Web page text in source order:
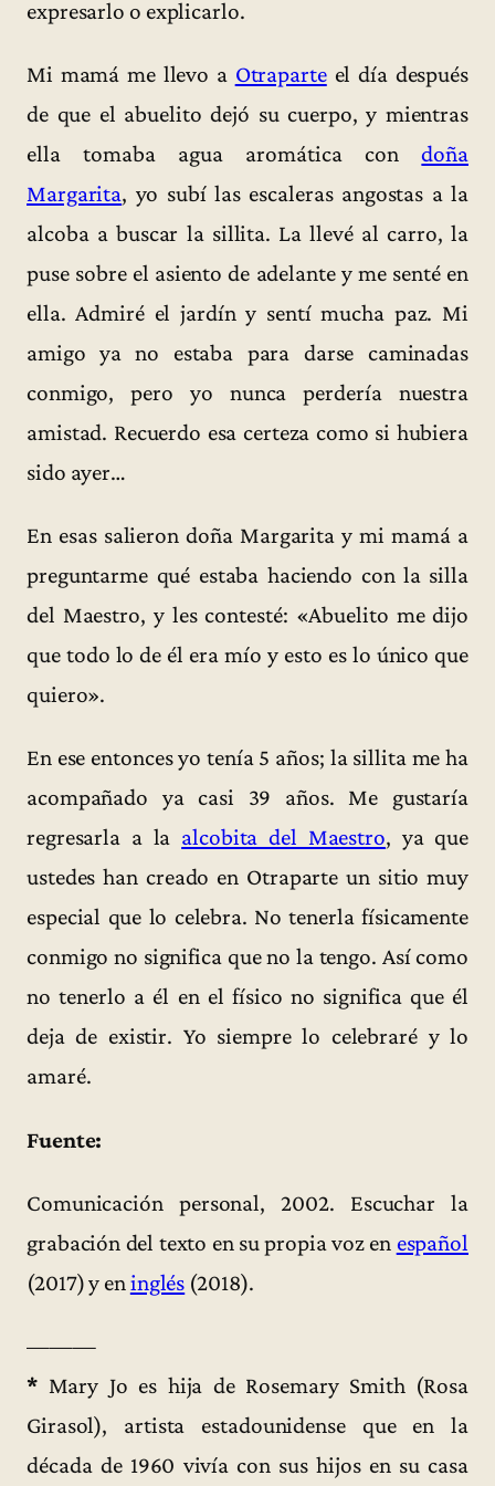
expresarlo o explicarlo.
Mi mamá me llevo a Otraparteel día después
de que el abuelito dejó su cuerpo, y mientras
ella tomaba agua aromática condoña
Margarita, yo subí las escaleras angostas a la
alcoba a buscar la sillita. La llevé al carro, la
puse sobre el asiento de adelante y me senté en
ella. Admiré el jardín y sentí mucha paz. Mi
amigo ya no estaba para darse caminadas
conmigo, pero yo nunca perdería nuestra
amistad. Recuerdo esa certeza como si hubiera
sido ayer…
En esas salieron doña Margarita y mi mamá a
preguntarme qué estaba haciendo con la silla
del Maestro, y les contesté: «Abuelito me dijo
que todo lo de él era mío y esto es lo único que
quiero».
En ese entonces yo tenía 5 años; la sillita me ha
acompañado ya casi 39 años. Me gustaría
regresarla a la alcobita del Maestro, ya que
ustedes han creado en Otraparte un sitio muy
especial que lo celebra. No tenerla físicamente
conmigo no significa que no la tengo. Así como
no tenerlo a él en el físico no significa que él
deja de existir. Yo siempre lo celebraré y lo
amaré.
Fuente:
Comunicación personal, 2002. Escuchar la
grabación del texto en su propia voz en español
(2017) y eninglés (2018).
———
*Mary Jo es hija de Rosemary Smith (Rosa
Girasol), artista estadounidense que en la
década de 1960 vivía con sus hijos en su casa